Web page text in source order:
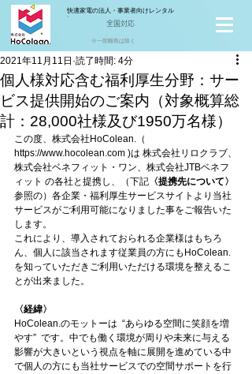
快適家電の法人・事業者向けレンタル
全国対応
※一部離島は除く
個人様対応含む福利厚生分野：サー
ビス提供開始のご案内（対象概算総
計：28,000社様及び1950万名様）
2021年11月11日 読了時間: 4分
この度、株式会社HoColean.（
https://www.hocolean.com )は 株式会社リロクラブ、
株式会社ベネフィット・ワン、株式会社JTBベネフ
ィット の各社と提携し、（下記 〈提携先について〉
参照の）各企業・福利厚生サービスサイトより当社
サービスがご利用可能になりました事をご報告いた
します。
これにより、導入されておられる企業様はもちろ
ん、個人に該当されます従業員の方にもHoColean.
を知っていただきご利用いただける環境を整えるこ
とが出来ました。
〈経緯〉
HoColean.のモットーは  “あらゆる空間に笑顔を増
やす”  です。中でも働く環境が周りや未来に与える
影響が大きいという視点を軸に展開を進めている中
で個人の方にも当社サービスでの空間サポートを行